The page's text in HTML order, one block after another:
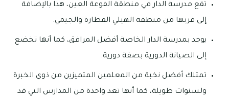
تقع مدرسة الدار في منطقة الفوعة العين، هذا بالإضافة
إلى قربها من منطقة الهيلي القطارة والجيمي.
يوجد بمدرسة الدار الخاصة أفضل المرافق، كما أنها تخضع
إلى الصيانة الدورية بصفة دورية.
تمتلك أفضل نخبة من المعلمين المتميزين من ذوي الخبرة
ولسنوات طويلة، كما أنها تعد واحدة من المدارس التي قد